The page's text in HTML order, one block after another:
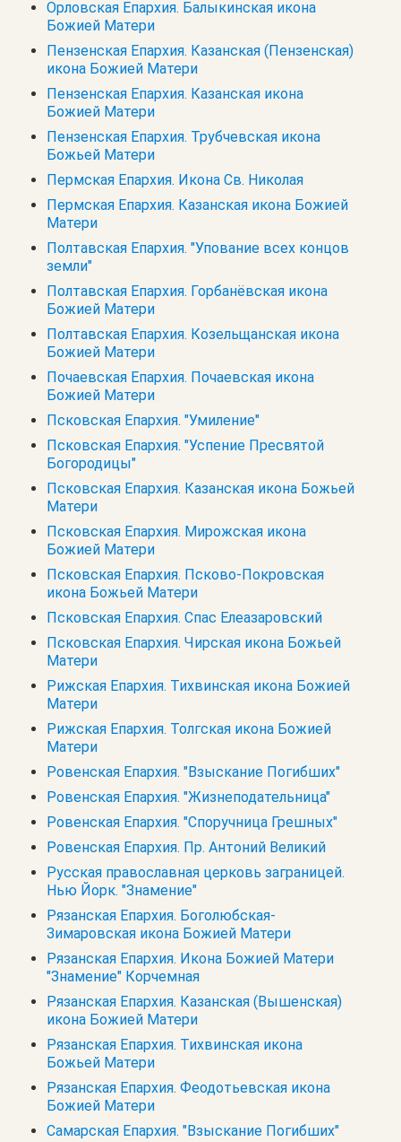
Орловская Епархия. Балыкинская икона
Божией Матери
Пензенская Епархия. Казанская (Пензенская)
икона Божией Матери
Пензенская Епархия. Казанская икона
Божией Матери
Пензенская Епархия. Трубчевская икона
Божьей Матери
Пермская Епархия. Икона Св. Николая
Пермская Епархия. Казанская икона Божией
Матери
Полтавская Епархия. "Упование всех концов
земли"
Полтавская Епархия. Горбанёвская икона
Божией Матери
Полтавская Епархия. Козельщанская икона
Божией Матери
Почаевская Епархия. Почаевская икона
Божией Матери
Псковская Епархия. "Умиление"
Псковская Епархия. "Успение Пресвятой
Богородицы"
Псковская Епархия. Казанская икона Божьей
Матери
Псковская Епархия. Мирожская икона
Божией Матери
Псковская Епархия. Псково-Покровская
икона Божьей Матери
Псковская Епархия. Спас Елеазаровский
Псковская Епархия. Чирская икона Божьей
Матери
Рижская Епархия. Тихвинская икона Божией
Матери
Рижская Епархия. Толгская икона Божией
Матери
Ровенская Епархия. "Взыскание Погибших"
Ровенская Епархия. "Жизнеподательница"
Ровенская Епархия. "Споручница Грешных"
Ровенская Епархия. Пр. Антоний Великий
Русская православная церковь заграницей.
Нью Йорк. "Знамение"
Рязанская Епархия. Боголюбская-
Зимаровская икона Божией Матери
Рязанская Епархия. Икона Божией Матери
"Знамение" Корчемная
Рязанская Епархия. Казанская (Вышенская)
икона Божией Матери
Рязанская Епархия. Тихвинская икона
Божьей Матери
Рязанская Епархия. Феодотьевская икона
Божией Матери
Самарская Епархия. "Взыскание Погибших"